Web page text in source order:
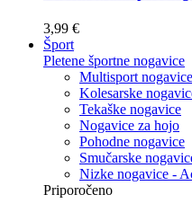
3,99 €
Šport
Pletene športne nogavice
Multisport nogavice
Kolesarske
Tekaške nogavice
Nogavice za hojo
Pohodne nogavice
Smučarske
Nizke nogavice -
Priporočeno